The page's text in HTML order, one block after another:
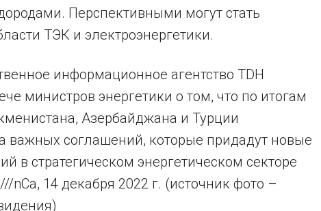
Перспективными могут стать
ТЭК и электроэнергетики.
информационное агентство TDH
министров энергетики о том, что по итогам
Азербайджана и Турции
важных соглашений, которые придадут новые
в стратегическом энергетическом секторе
nCa, 14 декабря 2022 г. (источник фото –